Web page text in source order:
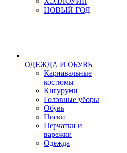
НОВЫЙ ГОД
ОДЕЖДА И ОБУВЬ
Карнавальные
костюмы
Кигуруми
Головные уборы
Обувь
Носки
Перчатки и
варежки
Одежда